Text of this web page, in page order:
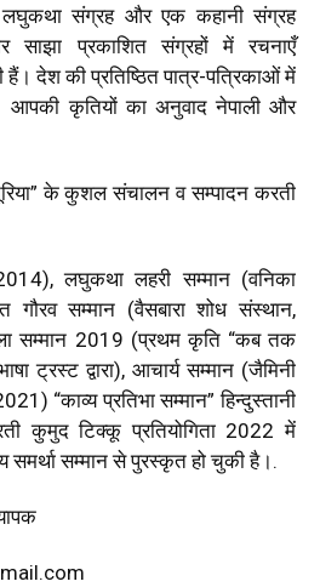
संग्रह और एक कहानी संग्रह
साझा प्रकाशित संग्रहों में रचनाएँ
देश की प्रतिष्ठित पात्र-पत्रिकाओं में
आपकी कृतियों का अनुवाद नेपाली और
”के कुशल संचालन व सम्पादन करती
लघुकथा लहरी सम्मान (वनिका
गौरव सम्मान (वैसबारा शोध संस्थान,
सम्मान 2019 (प्रथम कृति“कब तक
ट्रस्ट द्वारा), आचार्य सम्मान (जैमिनी
“काव्य प्रतिभा सम्मान”हिन्दुस्तानी
कुमुद टिक्कू प्रतियोगिता 2022में
समर्था सम्मान से पुरस्कृत हो चुकी है।.